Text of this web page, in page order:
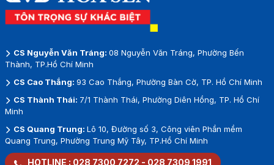
CS Nguyễn Văn Tráng: 08 Nguyễn Văn Tráng, Phường Bến
Thành, TP.Hồ Chí Minh
CS Cao Thắng: 93 Cao Thắng, Phường Bàn Cờ, TP. Hồ Chí Minh
CS Thành Thái: 7/1 Thành Thái, Phường Diên Hồng, TP. Hồ Chí
Minh
CS Quang Trung: Lô 10, Đường số 3, Công viên Phần mềm
Quang Trung, Phường Trung Mỹ Tây, TP.Hồ Chí Minh
HOTLINE : 028 7300 7272 - 028 7309 1991